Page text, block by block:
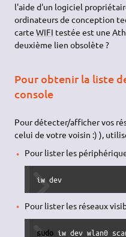
l'aide d'un logiciel
ordinateurs de conception
carteWIFI testée est une
deuxième lien obsolète ?
Pour obtenir la liste
console
Pour détecter/afficher vos
celui de votre voisin :) ),
Pour lister les
iw dev
Pour lister les réseaux
sudo iw dev wlan0